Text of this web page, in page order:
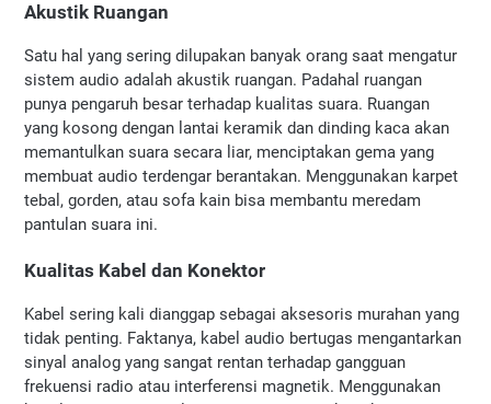
Akustik Ruangan
Satu hal yang sering dilupakan banyak orang saat mengatur
sistem audio adalah akustik ruangan. Padahal ruangan
punya pengaruh besar terhadap kualitas suara. Ruangan
yang kosong dengan lantai keramik dan dinding kaca akan
memantulkan suara secara liar, menciptakan gema yang
membuat audio terdengar berantakan. Menggunakan karpet
tebal, gorden, atau sofa kain bisa membantu meredam
pantulan suara ini.
Kualitas Kabel dan Konektor
Kabel sering kali dianggap sebagai aksesoris murahan yang
tidak penting. Faktanya, kabel audio bertugas mengantarkan
sinyal analog yang sangat rentan terhadap gangguan
frekuensi radio atau interferensi magnetik. Menggunakan